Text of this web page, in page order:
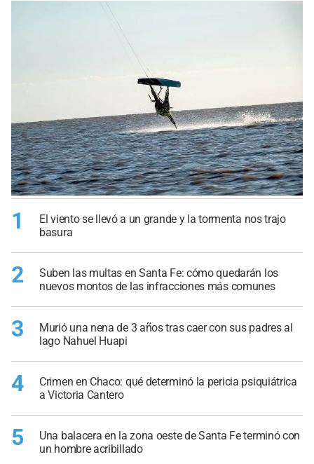
1
El viento se llevó a un grande y la tormenta nos trajo
basura
2
Suben las multas en Santa Fe: cómo quedarán los
nuevos montos de las infracciones más comunes
3
Murió una nena de 3 años tras caer con sus padres al
lago Nahuel Huapi
4
Crimen en Chaco: qué determinó la pericia psiquiátrica
a Victoria Cantero
5
Una balacera en la zona oeste de Santa Fe terminó con
un hombre acribillado